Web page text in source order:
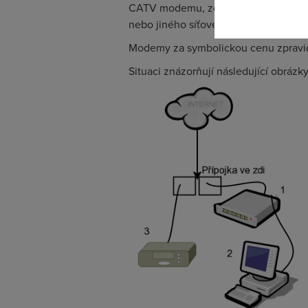
CATV modemu, ze kterého další
nebo jiného síťového zařízení.
Modemy za symbolickou cenu
Situaci znázorňují následující